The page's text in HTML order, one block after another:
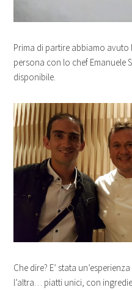
Prima di partire abbiamo
persona con lo chef Emanuele
disponibile.
Che dire? E’ stata
l’altra… piatti unici, con